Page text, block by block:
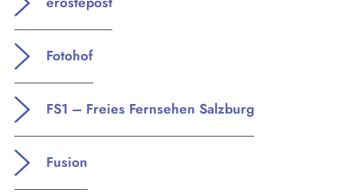
Fotohof
FS1 – Freies Fernsehen Salzburg
Fusion